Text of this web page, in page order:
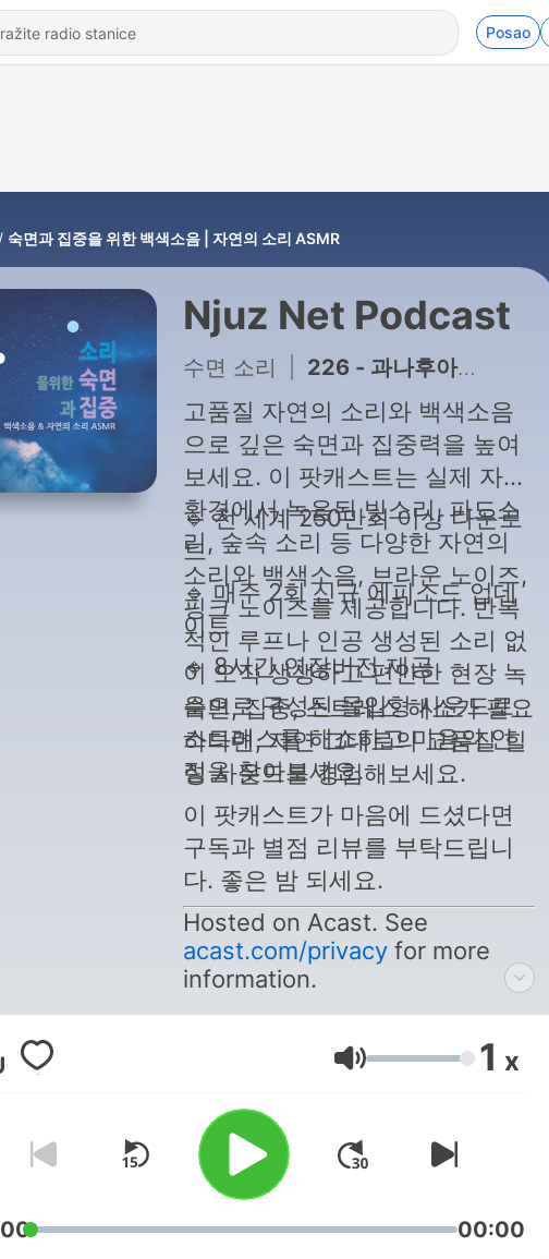
Posao
숙면과 집중을 위한 백색소음 | 자연의 소리 ASMR
Njuz Net Podcast
수면 소리 226 - 과나후아토의 캔버스 텐트 위로 내리는 비
고품질 자연의 소리와 백색소음
으로 깊은 숙면과 집중력을 높여
보세요. 이 팟캐스트는 실제 자연
환경에서 녹음된 빗소리, 파도소
리, 숲속 소리 등 다양한 자연의
소리와 백색소음, 브라운 노이즈,
핑크 노이즈를 제공합니다. 반복
적인 루프나 인공 생성된 소리 없
이 오직 생생하고 편안한 현장 녹
음으로 구성된 몰입형 사운드로
스트레스를 해소하고 마음의 안
정을 찾아보세요.
🔹 전 세계 250만회 이상 다운로
드
🔹 매주 2회 신규 에피소드 업데
이트
🔹 8시간 연장버전 제공
숙면, 집중, 스트레스 해소가 필요
하다면, 자연 그대로의 고품질 힐
링 사운드를 경험해보세요.
이 팟캐스트가 마음에 드셨다면
구독과 별점 리뷰를 부탁드립니
다. 좋은 밤 되세요.
Hosted on Acast. See
acast.com/privacyfor more
information.
Jačina zvuka 1 x
00:00